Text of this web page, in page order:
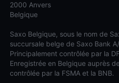
2000 Anvers
Belgique
Saxo Belgique, sous le nom de
succursale belge de Saxo Bank
Principalement contrôlée par la
Enregistrée en Belgique auprès
contrôlée par la FSMA et la BNB.